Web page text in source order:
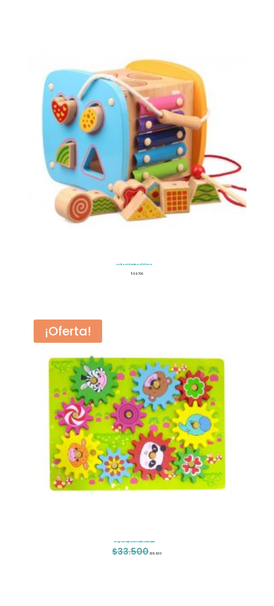
Cubo Didactico Xilófono
$99.700
¡Oferta!
Engranaje Animales Salvajes
$33.500 $19.920